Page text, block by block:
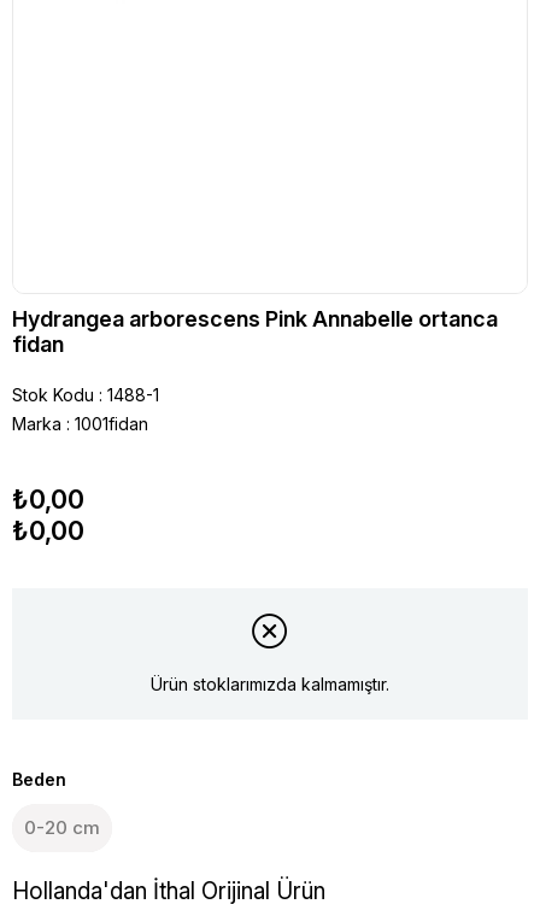
Hydrangea arborescens Pink Annabelle ortanca
fidan
Stok Kodu
1488-1
Marka : 1001fidan
₺0,00
₺0,00
Ürün stoklarımızda kalmamıştır.
Beden
0-20 cm
Hollanda'dan İthal Orijinal Ürün